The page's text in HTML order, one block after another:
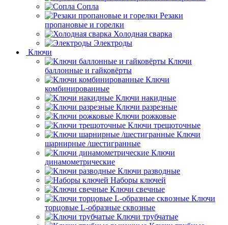
Сопла
Резаки
пропановые и горелки
Холодная сварка
Электроды
Ключи
Ключи
баллонные и гайковёрты
Ключи
комбинированные
Ключи накидные
Ключи разрезные
Ключи рожковые
Ключи трещоточные
Ключи
шарнирные /шестигранные
Ключи
динамометрические
Ключи разводные
Наборы ключей
Ключи свечные
Ключи
торцовые L-образные сквозные
Ключи трубчатые